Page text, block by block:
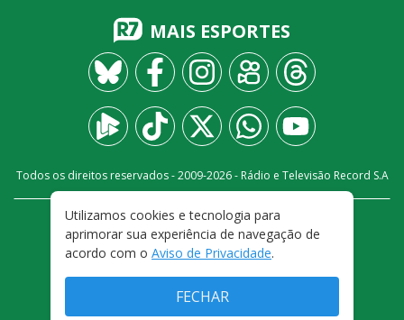
MAIS ESPORTES
Todos os direitos reservados - 2009-2026- Rádio e Televisão Record S.A
FALE CONOSCO
PRIVACIDADE
TERMOS E CONDIÇÕES DE USO
Utilizamos cookies e tecnologia para
aprimorar sua experiência de navegação de
acordo com o Aviso de Privacidade.
FECHAR